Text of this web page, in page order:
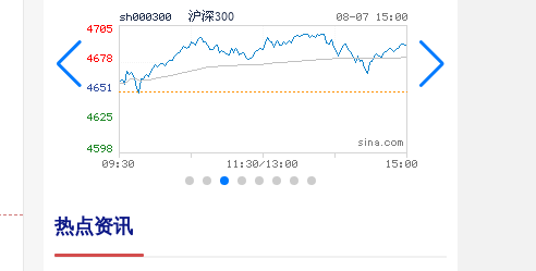
热点资讯